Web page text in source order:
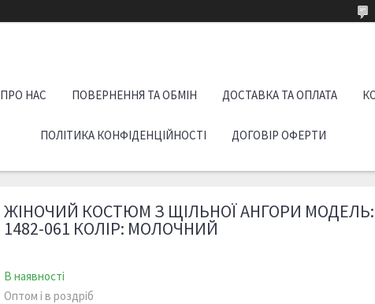
ПРО НАС ПОВЕРНЕННЯ ТА ОБМІН ДОСТАВКА ТА ОПЛАТА
ПОЛІТИКА КОНФІДЕНЦІЙНОСТІ ДОГОВІР ОФЕРТИ
ЖІНОЧИЙ КОСТЮМ З ЩІЛЬНОЇ АНГОРИ МОДЕЛЬ:
1482-061 КОЛІР: МОЛОЧНИЙ
В наявності
Оптом і в роздріб